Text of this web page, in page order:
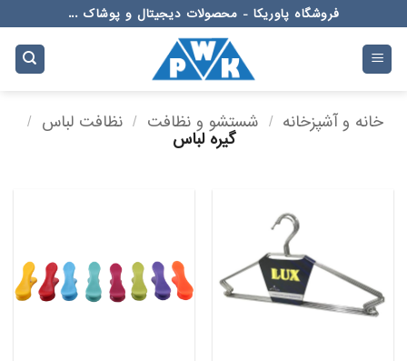
to
content
فروشگاه پاوریکا - محصولات دیجیتال و پوشاک ...
خانه و آشپزخانه / شستشو و نظافت / نظافت لباس /
گیره لباس